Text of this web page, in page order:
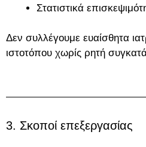
Στατιστικά
Δεν συλλέγουμε ευαίσθητα
ιστοτόπου χωρίς ρητή
3. Σκοποί επεξεργασίας